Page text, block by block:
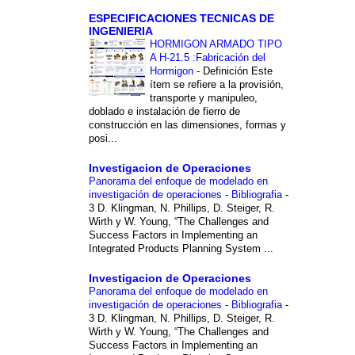
ESPECIFICACIONES TECNICAS DE
INGENIERIA
HORMIGON ARMADO TIPO
A H-21.5 :Fabricación del
Hormigon - Definición Este
ítem se refiere a la provisión,
transporte y manipuleo,
doblado e instalación de fierro de
construcción en las dimensiones, formas y
posi...
Investigacion de Operaciones
Panorama del enfoque de modelado en
investigación de operaciones - Bibliografia -
3 D. Klingman, N. Phillips, D. Steiger, R.
Wirth y W. Young, “The Challenges and
Success Factors in Implementing an
Integrated Products Planning System ...
Investigacion de Operaciones
Panorama del enfoque de modelado en
investigación de operaciones - Bibliografia -
3 D. Klingman, N. Phillips, D. Steiger, R.
Wirth y W. Young, “The Challenges and
Success Factors in Implementing an